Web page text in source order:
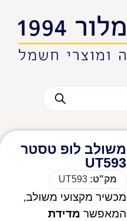
משולב לופ טסטר
UT593
מק"ט: UT593
מכשיר מקצועי משולב,
המאפשר מדידת